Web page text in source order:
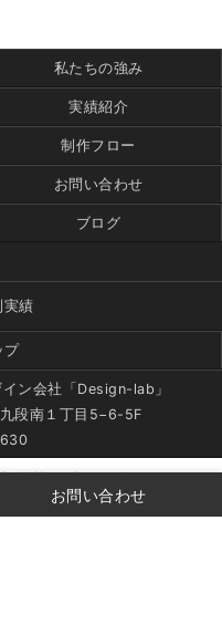
私たちの強み
実績紹介
制作フロー
お問い合わせ
ブログ
実績
プ
ン会社「Design-lab」
段南１丁目5−6-5F
All Rights Reserved.
お問い合わせ